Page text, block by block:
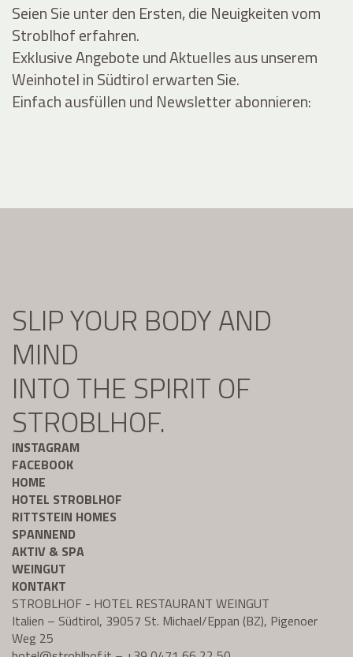
Seien Sie unter den Ersten, die Neuigkeiten vom
Stroblhof erfahren.
Exklusive Angebote und Aktuelles aus unserem
Weinhotel in Südtirol erwarten Sie.
Einfach ausfüllen und Newsletter abonnieren:
SLIP YOUR BODY AND
MIND
INTO THE SPIRIT OF
STROBLHOF.
INSTAGRAM
FACEBOOK
HOME
HOTEL STROBLHOF
RITTSTEIN HOMES
SPANNEND
AKTIV & SPA
WEINGUT
KONTAKT
STROBLHOF - HOTEL RESTAURANT WEINGUT
Italien – Südtirol, 39057 St. Michael/Eppan (BZ), Pigenoer
Weg 25